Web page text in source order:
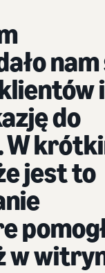
i
do
W
jest to
w